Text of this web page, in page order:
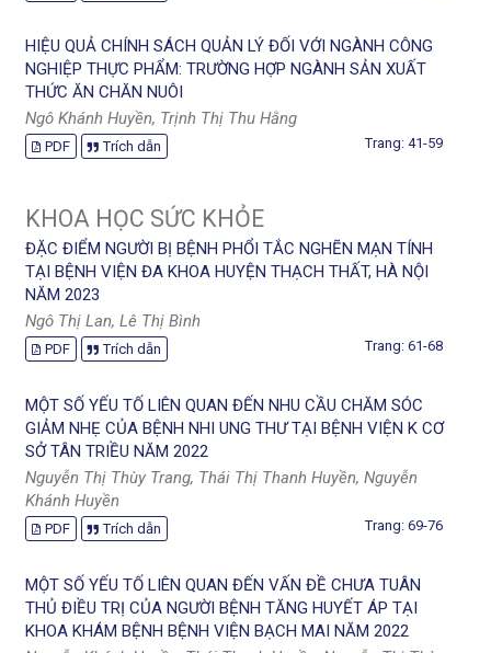
HIỆU QUẢ CHÍNH SÁCH QUẢN LÝ ĐỐI VỚI NGÀNH CÔNG
NGHIỆP THỰC PHẨM: TRƯỜNG HỢP NGÀNH SẢN XUẤT
THỨC ĂN CHĂN NUÔI
Ngô Khánh Huyền, Trịnh Thị Thu Hằng
PDF Trích dẫn Trang: 41-59
KHOA HỌC SỨC KHỎE
ĐẶC ĐIỂM NGƯỜI BỊ BỆNH PHỔI TẮC NGHẼN MẠN TÍNH
TẠI BỆNH VIỆN ĐA KHOA HUYỆN THẠCH THẤT, HÀ NỘI
NĂM 2023
Ngô Thị Lan, Lê Thị Bình
PDF Trích dẫn Trang: 61-68
MỘT SỐ YẾU TỐ LIÊN QUAN ĐẾN NHU CẦU CHĂM SÓC
GIẢM NHẸ CỦA BỆNH NHI UNG THƯ TẠI BỆNH VIỆN K CƠ
SỞ TÂN TRIỀU NĂM 2022
Nguyễn Thị Thùy Trang, Thái Thị Thanh Huyền, Nguyễn
Khánh Huyền
PDF Trích dẫn Trang: 69-76
MỘT SỐ YẾU TỐ LIÊN QUAN ĐẾN VẤN ĐỀ CHƯA TUÂN
THỦ ĐIỀU TRỊ CỦA NGƯỜI BỆNH TĂNG HUYẾT ÁP TẠI
KHOA KHÁM BỆNH BỆNH VIỆN BẠCH MAI NĂM 2022